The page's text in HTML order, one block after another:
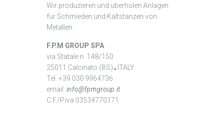
Wir produzieren und überholen Anlagen
für Schmieden und Kaltstanzen von
Metallen.
F.P.M GROUP SPA
via Statale n. 148/150
25011 Calcinato (BS)
ITALY
Tel. +39 030 9964736
email: info@fpmgroup.it
C.F./P.iva 03534770171